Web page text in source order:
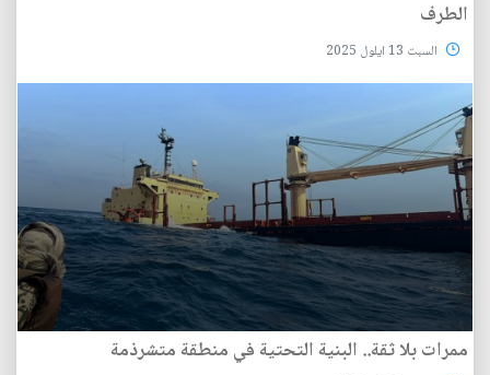
الطرف
السبت 13 ايلول 2025
ممرات بلا ثقة.. البنية التحتية في منطقة متشرذمة